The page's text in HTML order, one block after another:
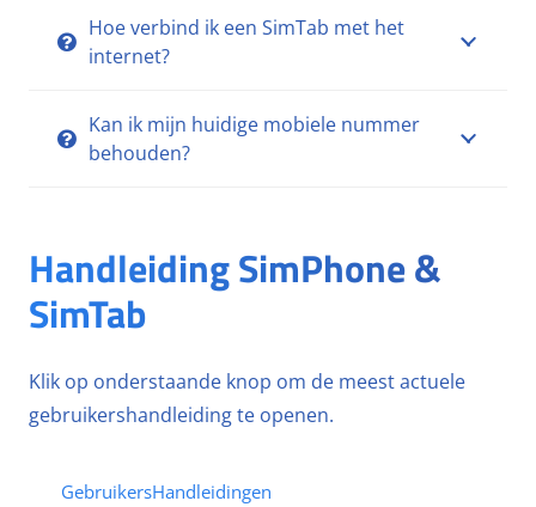
Hoe verbind ik een SimTab met het
internet?
Kan ik mijn huidige mobiele nummer
behouden?
Handleiding SimPhone &
SimTab
Klik op onderstaande knop om de meest actuele
gebruikershandleiding te openen.
GebruikersHandleidingen